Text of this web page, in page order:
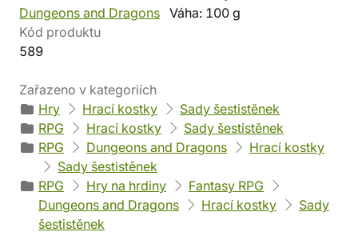
Dungeons and Dragons Váha: 100 g
Kód produktu
589
Zařazeno v kategoriích
Hry
Hrací kostky
Sady šestistěnek
RPG
Hrací kostky
Sady šestistěnek
RPG
Dungeons and Dragons
Hrací kostky
Sady šestistěnek
RPG
Hry na hrdiny
Fantasy RPG
Dungeons and Dragons
Hrací kostky
Sady
šestistěnek